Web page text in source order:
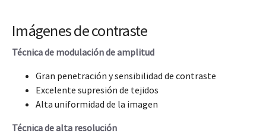
Imágenes de contraste
Técnica de modulación de amplitud
Gran penetración y sensibilidad de contraste
Excelente supresión de tejidos
Alta uniformidad de la imagen
Técnica de alta resolución